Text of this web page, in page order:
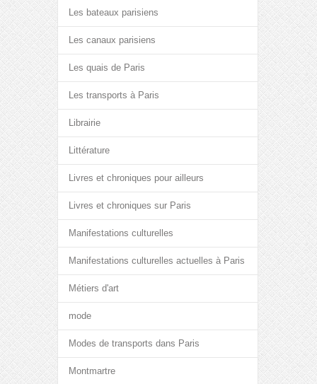
Les bateaux parisiens
Les canaux parisiens
Les quais de Paris
Les transports à Paris
Librairie
Littérature
Livres et chroniques pour ailleurs
Livres et chroniques sur Paris
Manifestations culturelles
Manifestations culturelles actuelles à Paris
Métiers d'art
mode
Modes de transports dans Paris
Montmartre